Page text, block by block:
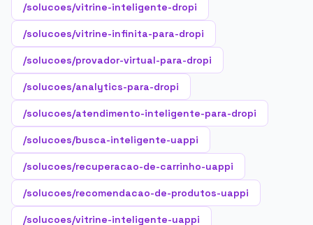
/solucoes/vitrine-inteligente-dropi
/solucoes/vitrine-infinita-para-dropi
/solucoes/provador-virtual-para-dropi
/solucoes/analytics-para-dropi
/solucoes/atendimento-inteligente-para-dropi
/solucoes/busca-inteligente-uappi
/solucoes/recuperacao-de-carrinho-uappi
/solucoes/recomendacao-de-produtos-uappi
/solucoes/vitrine-inteligente-uappi